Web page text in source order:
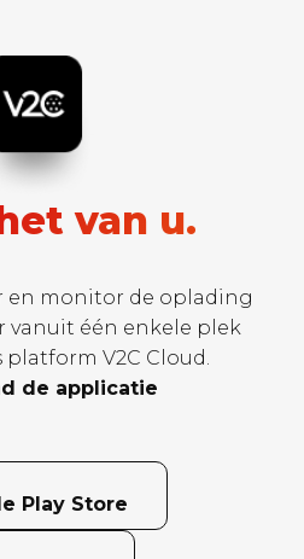
van u.
en monitor de oplading
vanuit één enkele plek
V2C Cloud.
de applicatie
Play Store